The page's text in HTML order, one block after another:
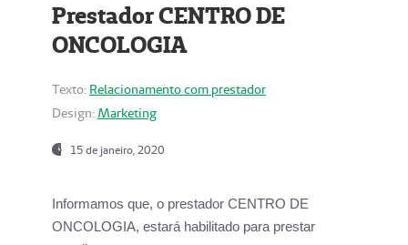
Prestador CENTRO DE
ONCOLOGIA
Texto: Relacionamento com prestador
Design: Marketing
15 de janeiro, 2020
Informamos que, o prestador CENTRO DE
ONCOLOGIA, estará habilitado para prestar